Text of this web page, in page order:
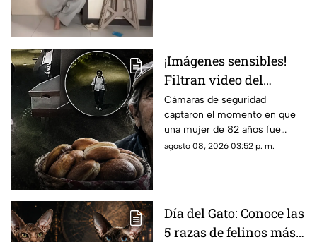
¡Imágenes sensibles!
Filtran video del
asesinato de abuelita
vendedora de cemitas
en Puebla: le robaron
unos pesos
Cámaras de seguridad
captaron el momento en que
una mujer de 82 años fue
asesinada al regresar de
agosto 08, 2026 03:52 p. m.
Día del Gato: Conoce las
5 razas de felinos más